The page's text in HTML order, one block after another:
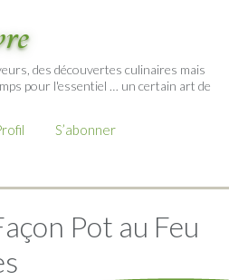
des découvertes culinaires mais
pour l'essentiel … un certain art de
S’abonner
Pot au Feu